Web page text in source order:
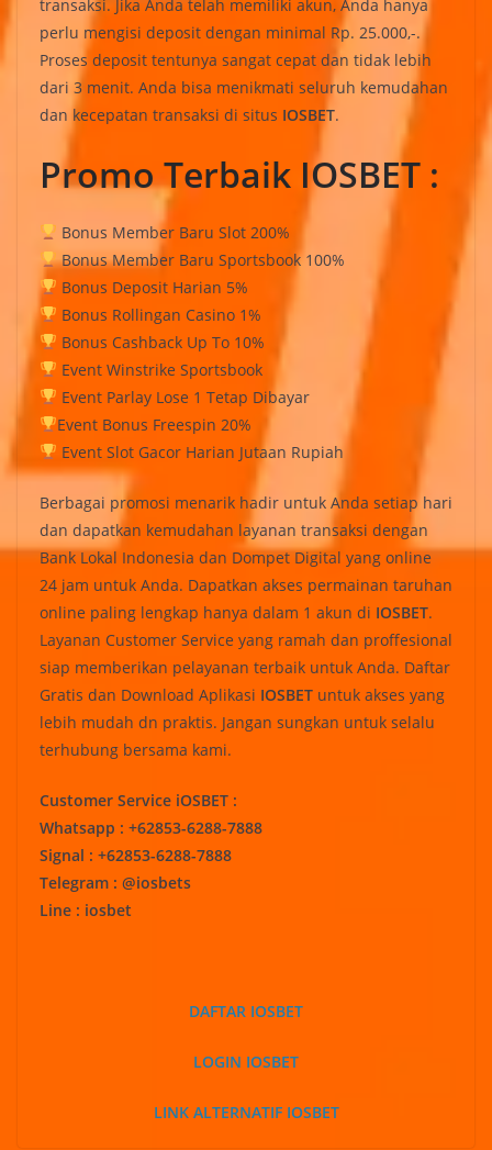
transaksi. Jika Anda telah memiliki akun, Anda hanya
perlu mengisi deposit dengan minimal Rp. 25.000,-.
Proses deposit tentunya sangat cepat dan tidak lebih
dari 3 menit. Anda bisa menikmati seluruh kemudahan
dan kecepatan transaksi di situs IOSBET.
Promo Terbaik IOSBET :
Bonus Member Baru Slot 200%
Bonus Member Baru Sportsbook 100%
Bonus Deposit Harian 5%
Bonus Rollingan Casino 1%
Bonus Cashback Up To 10%
Event Winstrike Sportsbook
Event Parlay Lose 1 Tetap Dibayar
Event Bonus Freespin 20%
Event Slot Gacor Harian Jutaan Rupiah
Berbagai promosi menarik hadir untuk Anda setiap hari
dan dapatkan kemudahan layanan transaksi dengan
Bank Lokal Indonesia dan Dompet Digital yang online
24 jam untuk Anda. Dapatkan akses permainan taruhan
online paling lengkap hanya dalam 1 akun di IOSBET.
Layanan Customer Service yang ramah dan proffesional
siap memberikan pelayanan terbaik untuk Anda. Daftar
Gratis dan Download Aplikasi IOSBET untuk akses yang
lebih mudah dn praktis. Jangan sungkan untuk selalu
terhubung bersama kami.
Customer Service iOSBET :
Whatsapp : +62853-6288-7888
Signal : +62853-6288-7888
Telegram : @iosbets
Line : iosbet
DAFTAR IOSBET
LOGIN IOSBET
LINK ALTERNATIF IOSBET